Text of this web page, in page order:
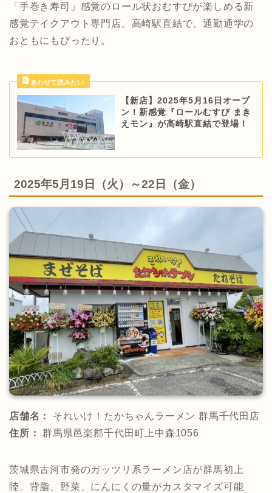
「手巻き寿司」感覚のロール状おむすびが楽しめる新
感覚テイクアウト専門店。高崎駅直結で、通勤通学の
おともにもぴったり。
【新店】2025年5月16日オープ
ン！新感覚『ロールむすび まき
えモン』が高崎駅直結で登場！
2025年5月19日（火）～22日（金）
店舗名：
それいけ！たかちゃんラーメン 群馬千代田店
住所：
群馬県邑楽郡千代田町上中森1056
茨城県古河市発のガッツリ系ラーメン店が群馬初上
陸。背脂、野菜、にんにくの量がカスタマイズ可能